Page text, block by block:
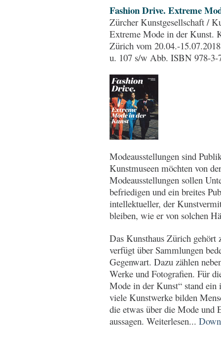
Fashion Drive. Extreme
Zürcher Kunstgesellschaft /
Extreme Mode in der Kunst.
Zürich vom 20.04.-
u. 107 s/w Abb. ISBN 978-3-
Modeausstellungen sind
Kunstmuseen möchten von
Modeausstellungen sollen
befriedigen und ein breites
intellektueller, der
bleiben, wie er von solchen
Das Kunsthaus Zürich gehört
verfügt über Sammlungen
Gegenwart. Dazu zählen
Werke und Fotografien. Für
Mode in der Kunst“ stand
viele Kunstwerke bilden
die etwas über die Mode und
aussagen. Weiterlesen...